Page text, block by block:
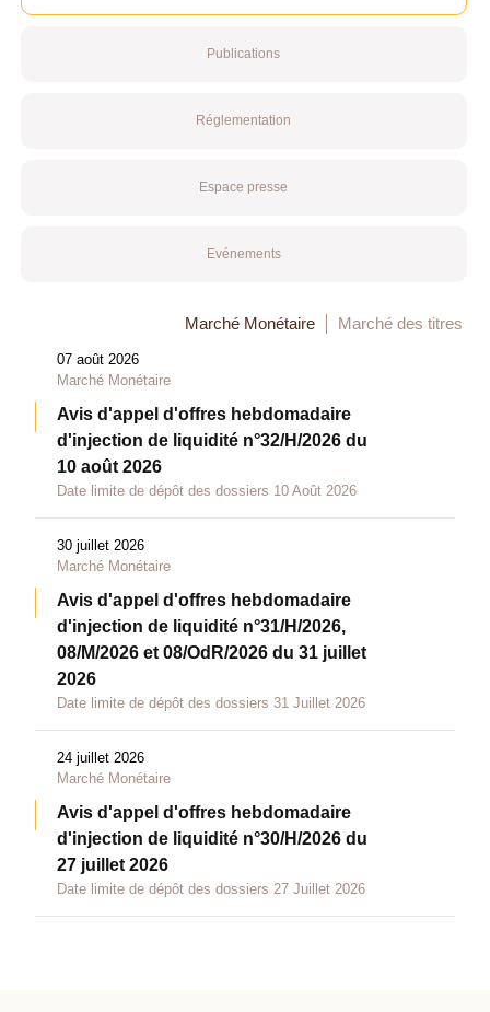
Publications
Réglementation
Espace presse
Evénements
Marché Monétaire Marché des titres
07 août 2026
Marché Monétaire
Avis d'appel d'offres hebdomadaire
d'injection de liquidité n°32/H/2026 du
10 août 2026
Date limite de dépôt des dossiers 10 Août 2026
30 juillet 2026
Marché Monétaire
Avis d'appel d'offres hebdomadaire
d'injection de liquidité n°31/H/2026,
08/M/2026 et 08/OdR/2026 du 31 juillet
2026
Date limite de dépôt des dossiers 31 Juillet 2026
24 juillet 2026
Marché Monétaire
Avis d'appel d'offres hebdomadaire
d'injection de liquidité n°30/H/2026 du
27 juillet 2026
Date limite de dépôt des dossiers 27 Juillet 2026